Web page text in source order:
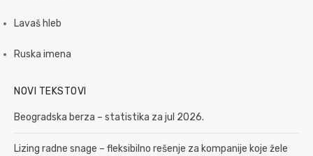
Lavaš hleb
Ruska imena
NOVI TEKSTOVI
Beogradska berza – statistika za jul 2026.
Lizing radne snage – fleksibilno rešenje za kompanije koje žele